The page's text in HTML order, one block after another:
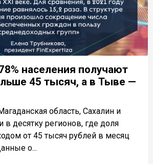
населения получают
45 тысяч, а в Тыве —
область, Сахалин и
в десятку регионов, где доля
от 45 тысяч рублей в месяц
о...